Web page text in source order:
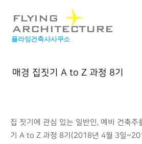
FLYING
ARCHITECTURE
플라잉건축사사무소
매경 집짓기 A to Z 과정 8기
집 짓기에 관심 있는 일반인, 예비 건축주
기 A to Z 과정 8기(2018년 4월 3일